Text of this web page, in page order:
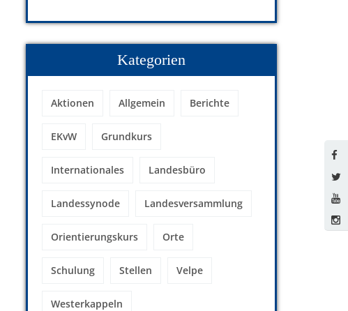
Kategorien
Aktionen Allgemein Berichte
EKvW Grundkurs
Internationales Landesbüro
Landessynode Landesversammlung
Orientierungskurs Orte
Schulung Stellen Velpe
Westerkappeln